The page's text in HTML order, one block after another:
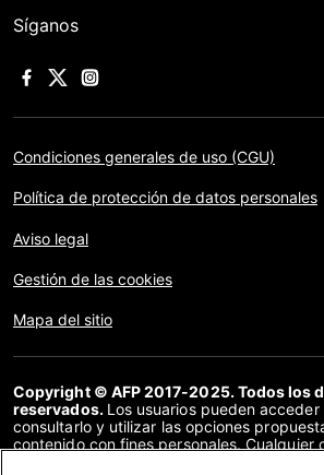
Síganos
Condiciones generales de uso (CGU)
Política de protección de datos personales
Aviso legal
Gestión de las cookies
Mapa del sitio
Copyright © AFP 2017-2025. Todos los
reservados. Los usuarios pueden acceder
consultarlo y utilizar las opciones
contenido con fines personales. Cualquier